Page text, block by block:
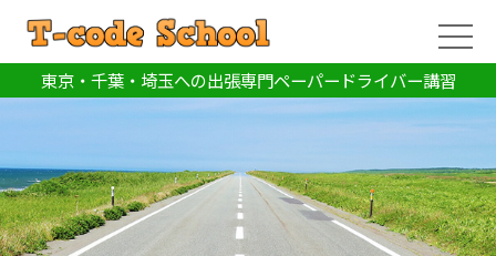
東京・千葉・埼玉への出張専門ペーパードライバー講習